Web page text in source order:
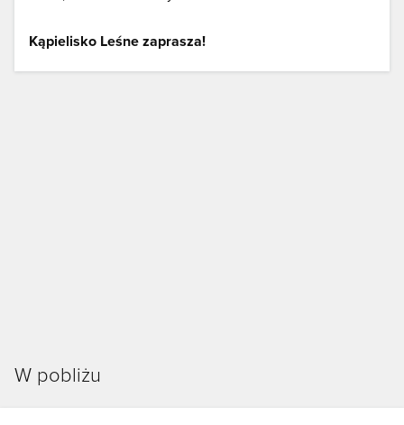
Kąpielisko Leśne zaprasza!
W pobliżu